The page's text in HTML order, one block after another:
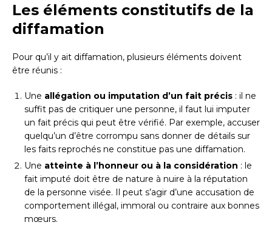
Les éléments constitutifs de la
diffamation
Pour qu’il y ait diffamation, plusieurs éléments doivent
être réunis :
Une allégation ou imputation d’un fait précis : il ne
suffit pas de critiquer une personne, il faut lui imputer
un fait précis qui peut être vérifié. Par exemple, accuser
quelqu’un d’être corrompu sans donner de détails sur
les faits reprochés ne constitue pas une diffamation.
Une atteinte à l’honneur ou à la considération : le
fait imputé doit être de nature à nuire à la réputation
de la personne visée. Il peut s’agir d’une accusation de
comportement illégal, immoral ou contraire aux bonnes
mœurs.